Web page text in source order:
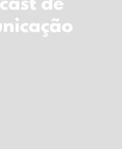
de